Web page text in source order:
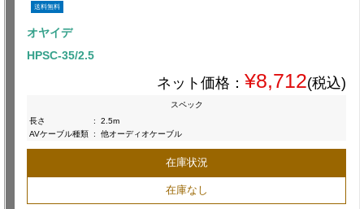
送料無料
オヤイデ
HPSC-35/2.5
ネット価格： ¥8,712(税込)
スペック
長さ
:
2.5m
AVケーブル種類 : 他オーディオケーブル
在庫状況
在庫なし